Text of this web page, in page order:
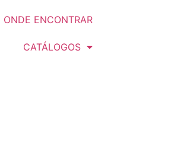
ONDE ENCONTRAR
CATÁLOGOS